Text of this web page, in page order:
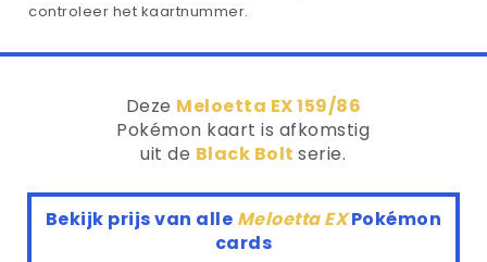
controleer het kaartnummer.
Deze Meloetta EX 159/86
Pokémon kaart is afkomstig
uit de Black Boltserie.
Bekijk prijs van alle Meloetta EXPokémon
cards